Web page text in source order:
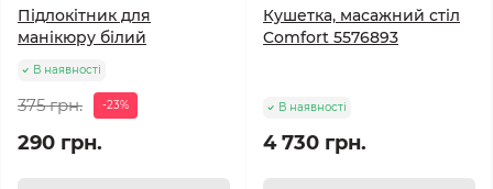
Підлокітник для
манікюру білий
В наявності
375 грн. -23%
290 грн.
Кушетка, масажний стіл
Comfort 5576893
В наявності
4 730 грн.